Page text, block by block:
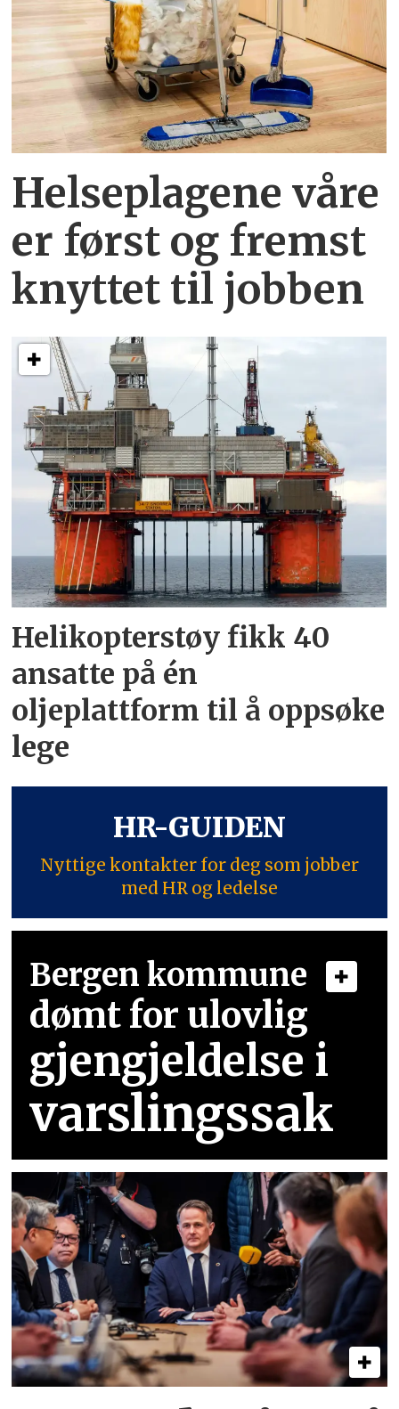
Helseplagene våre
er først og fremst
knyttet til jobben
Helikopterstøy fikk 40
ansatte på én
oljeplattform til å oppsøke
lege
HR-GUIDEN
Nyttige kontakter for deg som jobber
med HR og ledelse
Bergen kommune
dømt for ulovlig
gjengjeldelse i
varslingssak